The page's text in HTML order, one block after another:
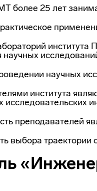
более 25 лет
научных
научных
института
преподавателей
выбора траектории